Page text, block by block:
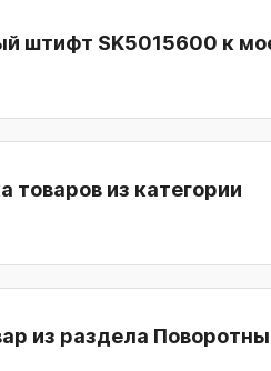
штифт SK5015600 к
товаров из категории
из раздела